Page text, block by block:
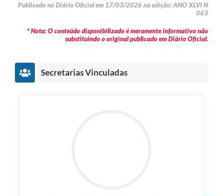
Publicado no Diário Oficial em 17/03/2026 na edição: ANO XLVI N
063
* Nota: O conteúdo disponibilizado é meramente informativo não
substituindo o original publicado em Diário Oficial.
Secretarias Vinculadas